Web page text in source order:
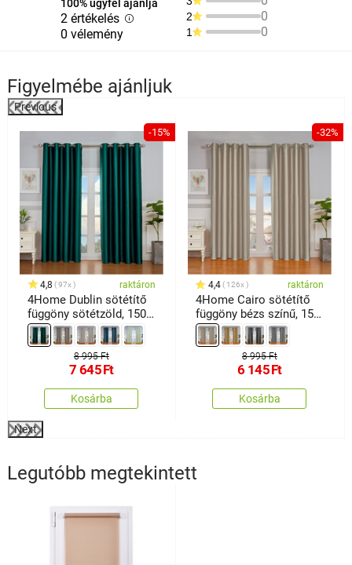
100% ügyfél ajánlja
2 értékelés
0 vélemény
2 0
1 0
Figyelmébe ajánljuk
Previous
-15%
4,8 97x raktáron
4Home Dublin sötétítő
függöny sötétzöld, 150 x
250 cm
8 995 Ft
7 645Ft
Kosárba
-32%
4,4 126x raktáron
4Home Cairo sötétítő
függöny bézs színű, 150
x 250 cm
8 995 Ft
6 145Ft
Kosárba
Next
Legutóbb megtekintett